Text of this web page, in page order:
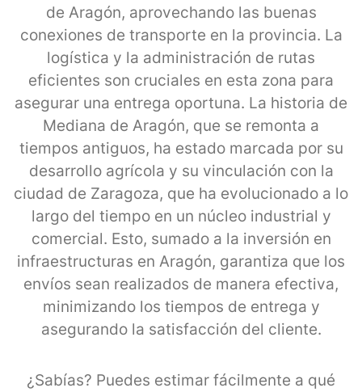
de Aragón, aprovechando las buenas
conexiones de transporte en la provincia. La
logística y la administración de rutas
eficientes son cruciales en esta zona para
asegurar una entrega oportuna. La historia de
Mediana de Aragón, que se remonta a
tiempos antiguos, ha estado marcada por su
desarrollo agrícola y su vinculación con la
ciudad de Zaragoza, que ha evolucionado a lo
largo del tiempo en un núcleo industrial y
comercial. Esto, sumado a la inversión en
infraestructuras en Aragón, garantiza que los
envíos sean realizados de manera efectiva,
minimizando los tiempos de entrega y
asegurando la satisfacción del cliente.
¿Sabías? Puedes estimar fácilmente a qué